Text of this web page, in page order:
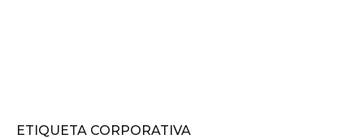
ETIQUETA CORPORATIVA